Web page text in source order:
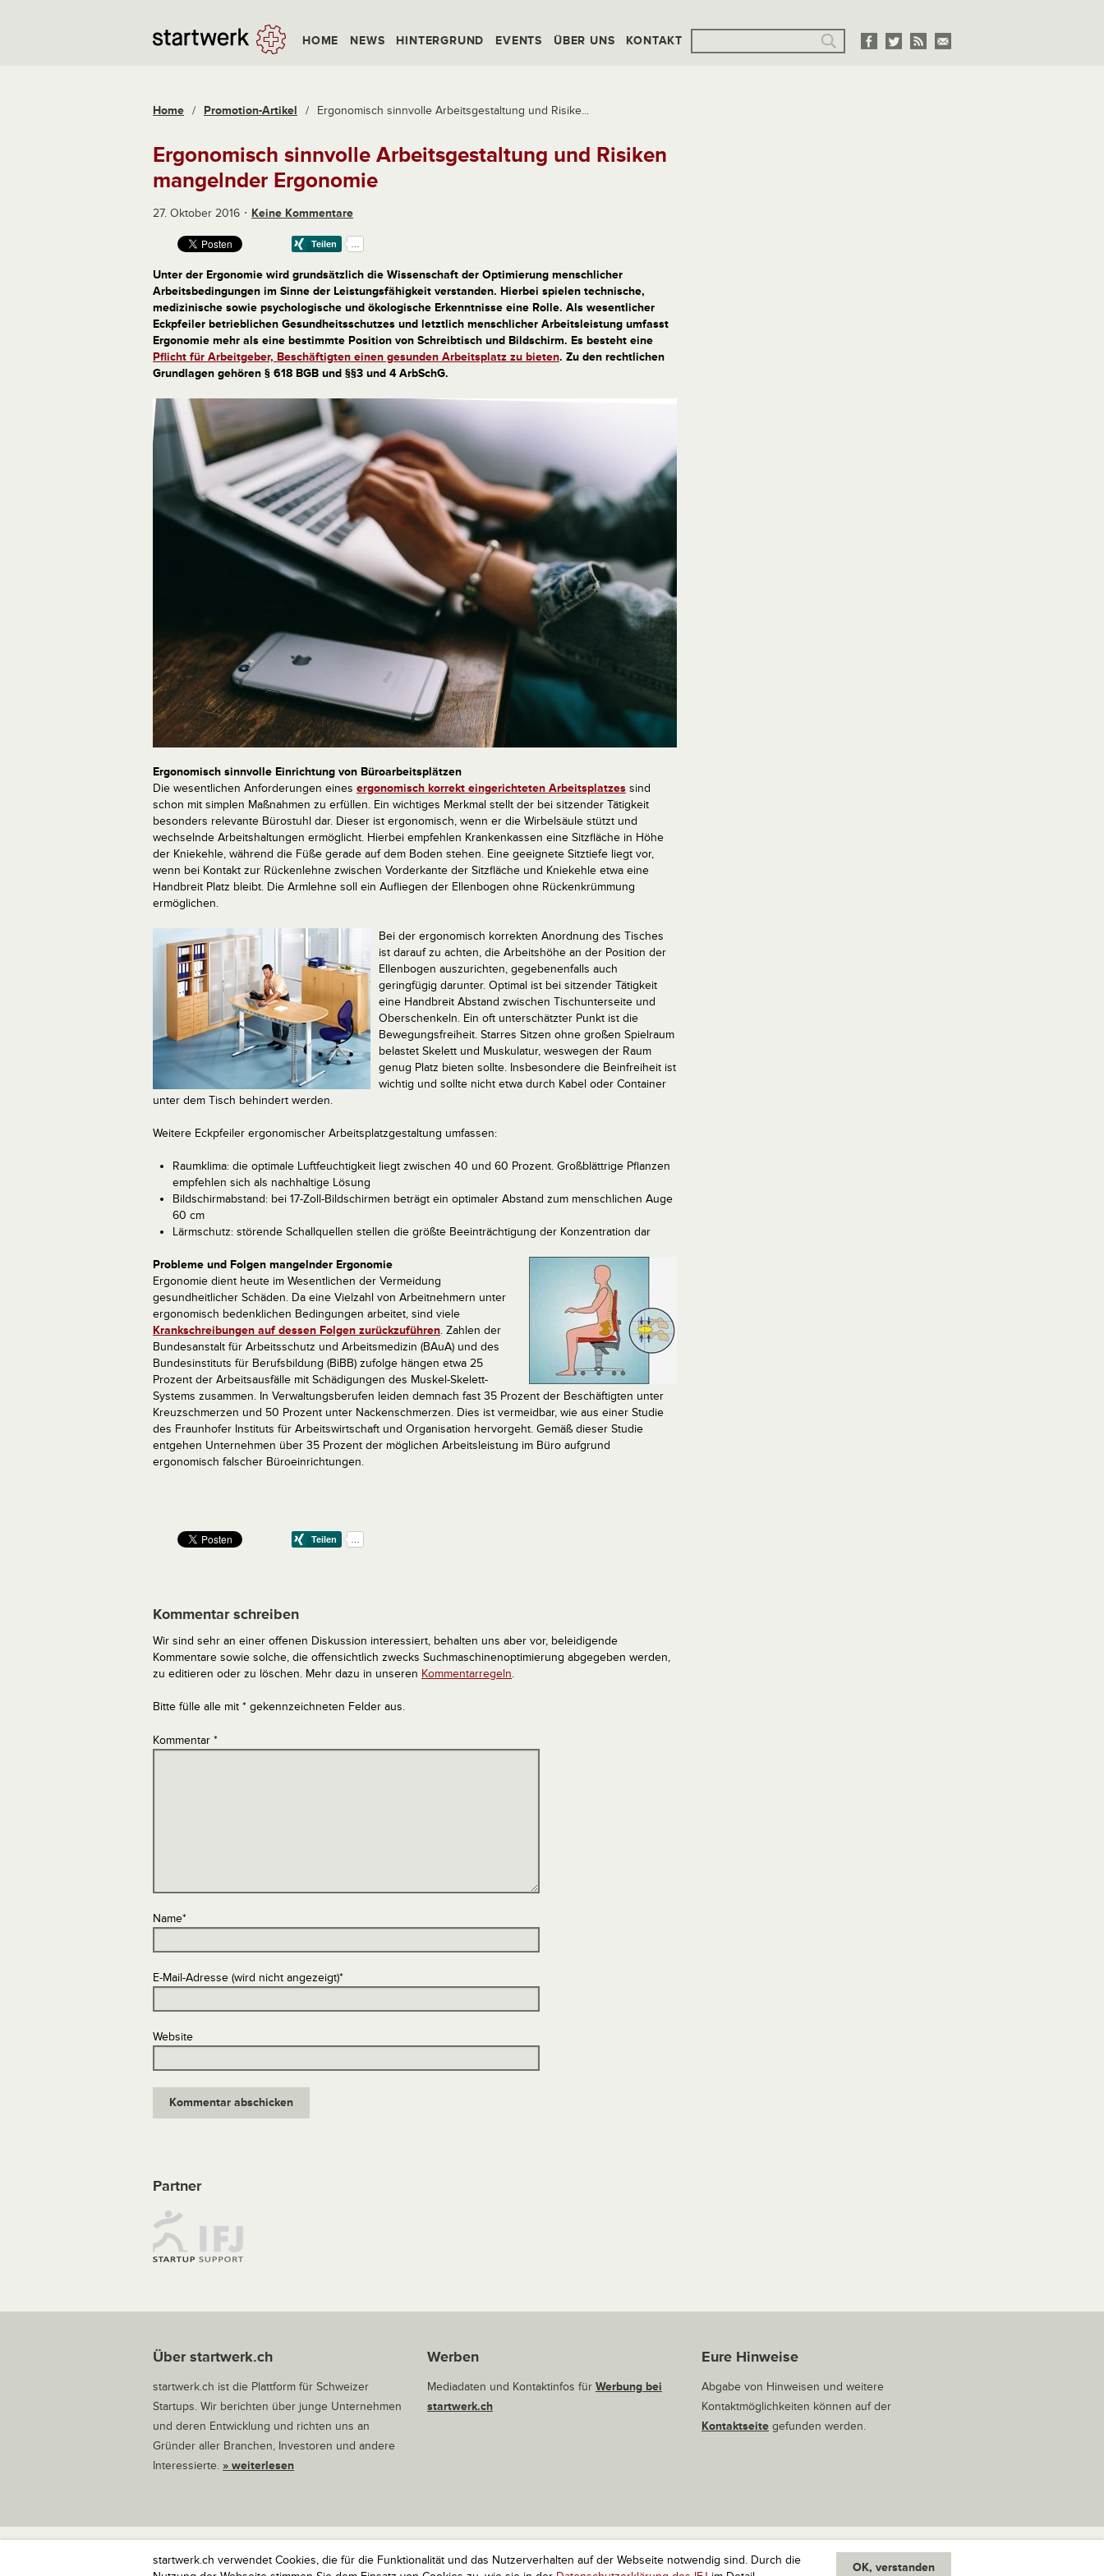
startwerk.ch verwendet Cookies, die für die Funktionalität und das Nutzerverhalten auf der Webseite notwendig sind. Durch die
OK, verstanden
HOME NEWS HINTERGRUND EVENTS ÜBER UNS KONTAKT
Home / Promotion-Artikel / Ergonomisch sinnvolle Arbeitsgestaltung und Risike...
Ergonomisch sinnvolle Arbeitsgestaltung und Risiken
mangelnder Ergonomie
27. Oktober 2016 Keine Kommentare
Unter der Ergonomie wird grundsätzlich die Wissenschaft der Optimierung menschlicher
Arbeitsbedingungen im Sinne der Leistungsfähigkeit verstanden. Hierbei spielen technische,
medizinische sowie psychologische und ökologische Erkenntnisse eine Rolle. Als wesentlicher
Eckpfeiler betrieblichen Gesundheitsschutzes und letztlich menschlicher Arbeitsleistung umfasst
Ergonomie mehr als eine bestimmte Position von Schreibtisch und Bildschirm. Es besteht eine
Pflicht für Arbeitgeber, Beschäftigten einen gesunden Arbeitsplatz zu bieten. Zu den rechtlichen
Grundlagen gehören § 618 BGB und §§3 und 4 ArbSchG.
Ergonomisch sinnvolle Einrichtung von Büroarbeitsplätzen
Die wesentlichen Anforderungen eines ergonomisch korrekt eingerichteten Arbeitsplatzes sind
schon mit simplen Maßnahmen zu erfüllen. Ein wichtiges Merkmal stellt der bei sitzender Tätigkeit
besonders relevante Bürostuhl dar. Dieser ist ergonomisch, wenn er die Wirbelsäule stützt und
wechselnde Arbeitshaltungen ermöglicht. Hierbei empfehlen Krankenkassen eine Sitzfläche in Höhe
der Kniekehle, während die Füße gerade auf dem Boden stehen. Eine geeignete Sitztiefe liegt vor,
wenn bei Kontakt zur Rückenlehne zwischen Vorderkante der Sitzfläche und Kniekehle etwa eine
Handbreit Platz bleibt. Die Armlehne soll ein Aufliegen der Ellenbogen ohne Rückenkrümmung
ermöglichen.
Bei der ergonomisch korrekten Anordnung des Tisches
ist darauf zu achten, die Arbeitshöhe an der Position der
Ellenbogen auszurichten, gegebenenfalls auch
geringfügig darunter. Optimal ist bei sitzender Tätigkeit
eine Handbreit Abstand zwischen Tischunterseite und
Oberschenkeln. Ein oft unterschätzter Punkt ist die
Bewegungsfreiheit. Starres Sitzen ohne großen Spielraum
belastet Skelett und Muskulatur, weswegen der Raum
genug Platz bieten sollte. Insbesondere die Beinfreiheit ist
wichtig und sollte nicht etwa durch Kabel oder Container
unter dem Tisch behindert werden.
Weitere Eckpfeiler ergonomischer Arbeitsplatzgestaltung umfassen:
Raumklima: die optimale Luftfeuchtigkeit liegt zwischen 40 und 60 Prozent. Großblättrige Pflanzen
empfehlen sich als nachhaltige Lösung
Bildschirmabstand: bei 17-Zoll-Bildschirmen beträgt ein optimaler Abstand zum menschlichen Auge
60 cm
Lärmschutz: störende Schallquellen stellen die größte Beeinträchtigung der Konzentration dar
Probleme und Folgen mangelnder Ergonomie
Ergonomie dient heute im Wesentlichen der Vermeidung
gesundheitlicher Schäden. Da eine Vielzahl von Arbeitnehmern unter
ergonomisch bedenklichen Bedingungen arbeitet, sind viele
Krankschreibungen auf dessen Folgen zurückzuführen. Zahlen der
Bundesanstalt für Arbeitsschutz und Arbeitsmedizin (BAuA) und des
Bundesinstituts für Berufsbildung (BiBB) zufolge hängen etwa 25
Prozent der Arbeitsausfälle mit Schädigungen des Muskel-Skelett-
Systems zusammen. In Verwaltungsberufen leiden demnach fast 35 Prozent der Beschäftigten unter
Kreuzschmerzen und 50 Prozent unter Nackenschmerzen. Dies ist vermeidbar, wie aus einer Studie
des Fraunhofer Instituts für Arbeitswirtschaft und Organisation hervorgeht. Gemäß dieser Studie
entgehen Unternehmen über 35 Prozent der möglichen Arbeitsleistung im Büro aufgrund
ergonomisch falscher Büroeinrichtungen.
Kommentar schreiben
Wir sind sehr an einer offenen Diskussion interessiert, behalten uns aber vor, beleidigende
Kommentare sowie solche, die offensichtlich zwecks Suchmaschinenoptimierung abgegeben werden,
zu editieren oder zu löschen. Mehr dazu in unseren Kommentarregeln.
Bitte fülle alle mit * gekennzeichneten Felder aus.
Kommentar *
Name*
E-Mail-Adresse (wird nicht angezeigt)*
Website
Partner
Über startwerk.ch
startwerk.ch ist die Plattform für Schweizer
Startups. Wir berichten über junge Unternehmen
und deren Entwicklung und richten uns an
Gründer aller Branchen, Investoren und andere
Interessierte. » weiterlesen
Werben
Mediadaten und Kontaktinfos für Werbung bei
startwerk.ch
Eure Hinweise
Abgabe von Hinweisen und weitere
Kontaktmöglichkeiten können auf der
Kontaktseitegefunden werden.
startwerk.ch ist die Plattform für Schweizer Startups. Alle Rechte vorbehalten. Impressum Kontakt nach oben